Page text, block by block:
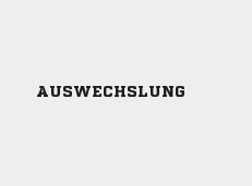
AUSWECHSLUNG